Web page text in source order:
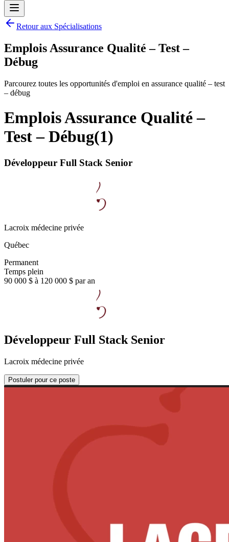
Retour aux Spécialisations
Emplois Assurance Qualité – Test –
Débug
Parcourez toutes les opportunités d'emploi en assurance qualité – test
– débug
Emplois Assurance Qualité –
Test – Débug(1)
Développeur Full Stack Senior
Lacroix médecine privée
Québec
Permanent
Temps plein
90 000 $ à 120 000 $ par an
Développeur Full Stack Senior
Lacroix médecine privée
Postuler pour ce poste